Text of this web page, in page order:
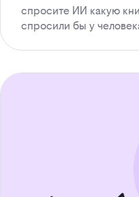
спросите ИИ какую
спросили бы у